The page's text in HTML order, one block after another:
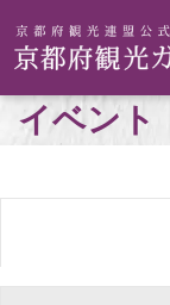
イベント